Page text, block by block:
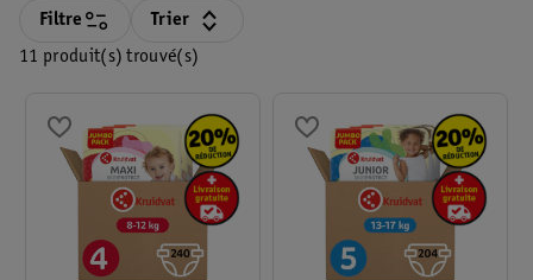
11 produit(s) trouvé(s)
Filtre Trier